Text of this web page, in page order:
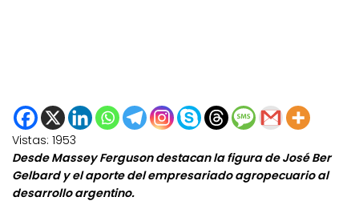
Vistas: 1953
Desde Massey Ferguson destacan la figura de José Ber
Gelbard y el aporte del empresariado agropecuario al
desarrollo argentino.